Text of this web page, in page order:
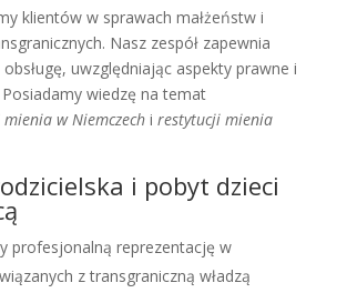
klientów w sprawach małżeństw i
Nasz zespół zapewnia
uwzględniając aspekty prawne i
wiedzę na temat
w Niemczechi restytucji mienia
i pobyt dzieci
profesjonalną reprezentację w
z transgraniczną władzą